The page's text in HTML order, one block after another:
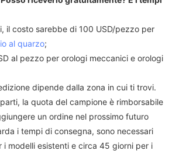
il costo sarebbe di 100 USD/pezzo per
al quarzo;
al pezzo per orologi meccanici e orologi
dipende dalla zona in cui ti trovi.
la quota del campione è rimborsabile
un ordine nel prossimo futuro
i tempi di consegna, sono necessari
modelli esistenti e circa 45 giorni per i